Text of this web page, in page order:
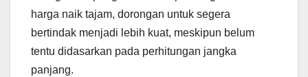
harga naik tajam, dorongan untuk segera
bertindak menjadi lebih kuat, meskipun belum
tentu didasarkan pada perhitungan jangka
panjang.